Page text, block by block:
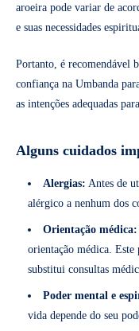
aroeira pode variar de
e suas necessidades
Portanto, é recomendável
confiança na Umbanda
as intenções adequadas
Alguns cuidados
Alergias: Antes de
alérgico a nenhum dos
Orientação médica:
orientação médica.
substitui consultas
Poder mental e
vida depende do seu